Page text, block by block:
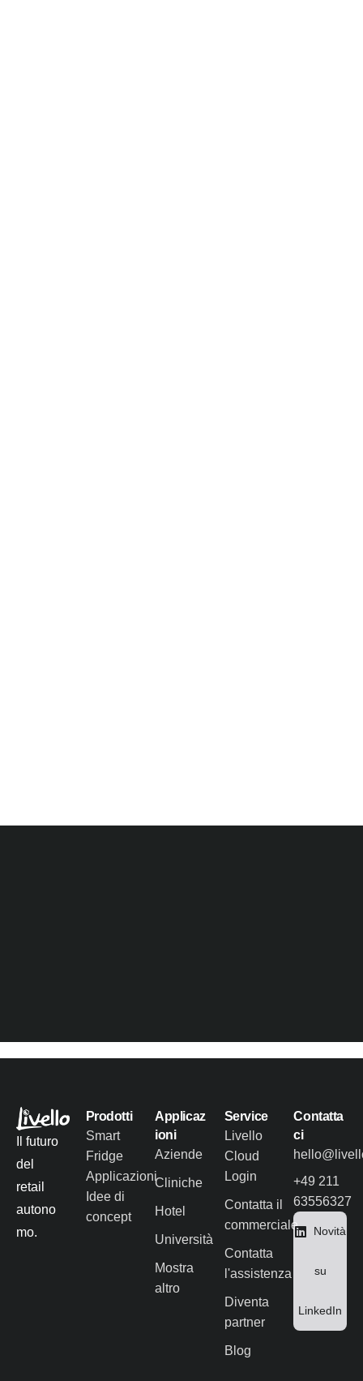
Il futuro
del
retail
autono
mo.
Prodotti
Smart
Fridge
Applicazioni
Idee di
concept
Applicaz
ioni
Aziende
Cliniche
Hotel
Università
Mostra
altro
Service
Livello
Cloud
Login
Contatta il
commerciale
Contatta
l'assistenza
Diventa
partner
Blog
Contatta
ci
+49 211
63556327
Novità
su
LinkedIn